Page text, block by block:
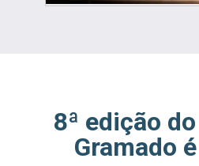
8ª edição
Gramado